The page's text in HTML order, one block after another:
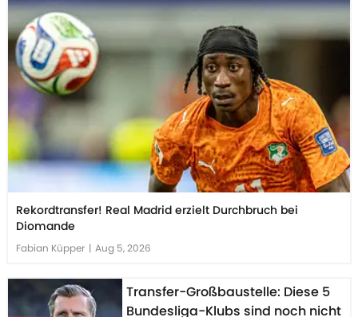
Rekordtransfer! Real Madrid erzielt Durchbruch bei
Diomande
Fabian Küpper | Aug 5, 2026
Transfer-Großbaustelle: Diese 5
Bundesliga-Klubs sind noch nicht